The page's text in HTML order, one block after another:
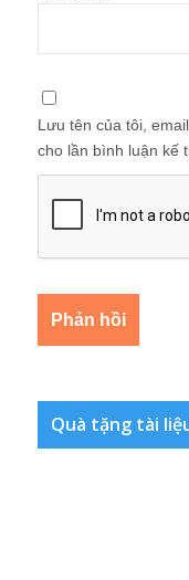
Lưu tên của tôi,
cho lần bình luận kế
Quà tặng tài